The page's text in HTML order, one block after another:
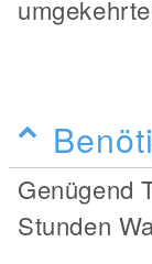
Genügend
Stunden